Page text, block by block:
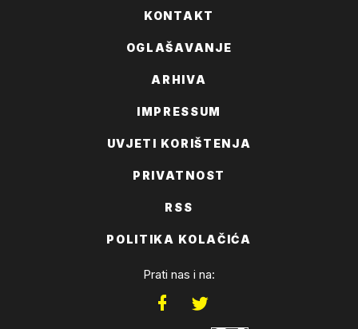
KONTAKT
OGLAŠAVANJE
ARHIVA
IMPRESSUM
UVJETI KORIŠTENJA
PRIVATNOST
RSS
POLITIKA KOLAČIĆA
Prati nas i na: